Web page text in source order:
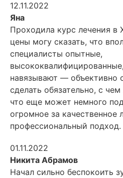
12.11.2022
Яна
Проходила курс лечения в
цены могу сказать, что
специалисты опытные,
навязывают — объективно
сделать обязательно, с
что еще может немного
огромное за качественное
профессиональный подход.
01.11.2022
Никита Абрамов
Начал сильно беспокоить